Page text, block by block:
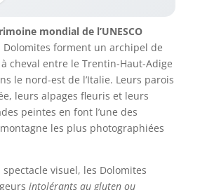
mondial de l’UNESCO
Dolomites forment un archipel de
cheval entre le Trentin-Haut-Adige
le nord-est de l’Italie. Leurs parois
leurs alpages fleuris et leurs
peintes en font l’une des
les plus photographiées
visuel, les Dolomites
intolérants au gluten ou